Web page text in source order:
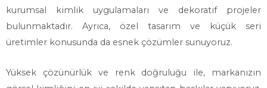
kurumsal kimlik uygulamaları ve dekoratif projeler
bulunmaktadır. Ayrıca, özel tasarım ve küçük seri
üretimler konusunda da esnek çözümler sunuyoruz.
Yüksek çözünürlük ve renk doğruluğu ile, markanızın